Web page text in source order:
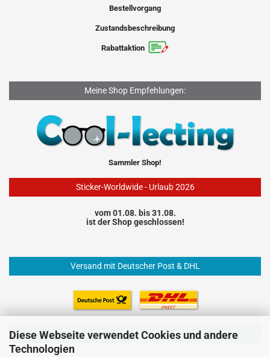
Diese Webseite verwendet Cookies und andere
Technologien
Bestellvorgang
Zustandsbeschreibung
Rabattaktion
Meine Shop Empfehlungen:
Sammler Shop!
Sticker-Worldwide - Urlaub 2026
vom 01.08. bis 31.08.
ist der Shop geschlossen!
Versand mit Deutscher Post & DHL
Einfach und sicher Bezahlen